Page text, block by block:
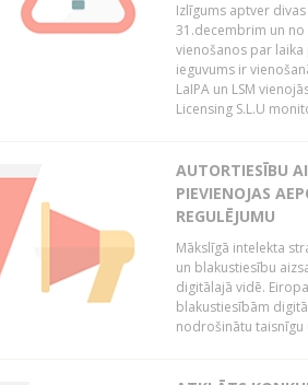
Izlīgums aptver
31.decembrim un no
vienošanos par
ieguvums ir
LaIPA un LSM
Licensing S.L.U
AUTORTIESĪBU
PIEVIENOJAS
REGULĒJUMU
Mākslīgā intelekta
un blakustiesību
digitālajā vidē.
blakustiesībām
nodrošinātu taisnīgu